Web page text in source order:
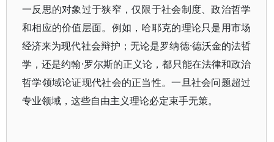
一反思的对象过于狭窄，仅限于社会制度、政治哲学
和相应的价值层面。例如，哈耶克的理论只是用市场
经济来为现代社会辩护；无论是罗纳德·德沃金的法哲
学，还是约翰·罗尔斯的正义论，都只能在法律和政治
哲学领域论证现代社会的正当性。一旦社会问题超过
专业领域，这些自由主义理论必定束手无策。